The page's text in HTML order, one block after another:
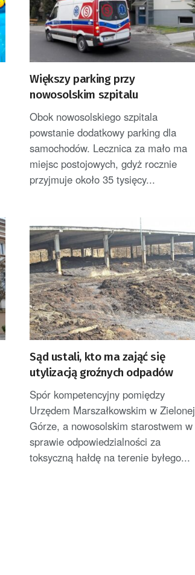
Większy parking przy
nowosolskim szpitalu
Obok nowosolskiego szpitala
powstanie dodatkowy parking dla
samochodów. Lecznica za mało ma
miejsc postojowych, gdyż rocznie
przyjmuje około 35 tysięcy...
Sąd ustali, kto ma zająć się
utylizacją groźnych odpadów
Spór kompetencyjny pomiędzy
Urzędem Marszałkowskim w Zielonej
Górze, a nowosolskim starostwem w
sprawie odpowiedzialności za
toksyczną hałdę na terenie byłego...